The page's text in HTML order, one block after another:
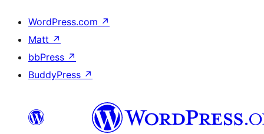
WordPress.com ↗
Matt ↗
bbPress ↗
BuddyPress ↗